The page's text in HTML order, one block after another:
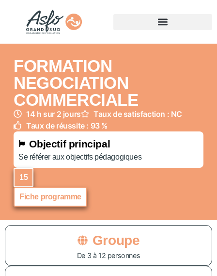
FORMATION
NEGOCIATION
COMMERCIALE
14 h sur 2 jours
Taux de satisfaction : NC
Taux de réussite : 93 %
Objectif principal
Se référer aux objectifs pédagogiques
15
Fiche programme
Groupe
De 3 à 12 personnes